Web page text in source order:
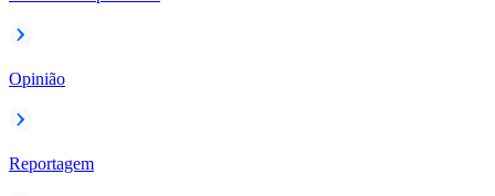
Opinião
Reportagem